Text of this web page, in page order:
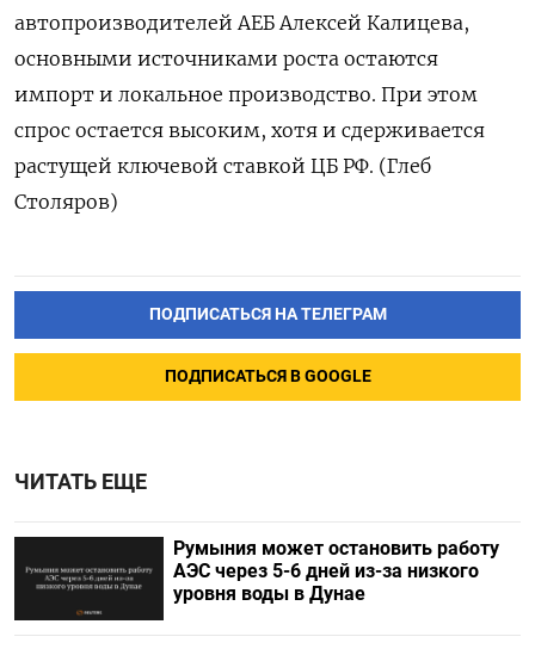
автопроизводителей АЕБ Алексей Калицева,
основными источниками роста остаются
импорт и локальное производство. При этом
спрос остается высоким, хотя и сдерживается
растущей ключевой ставкой ЦБ РФ. (Глеб
Столяров)
ПОДПИСАТЬСЯ НА ТЕЛЕГРАМ
ПОДПИСАТЬСЯ В GOOGLE
ЧИТАТЬ ЕЩЕ
Румыния может остановить работу
АЭС через 5-6 дней из-за низкого
уровня воды в Дунае